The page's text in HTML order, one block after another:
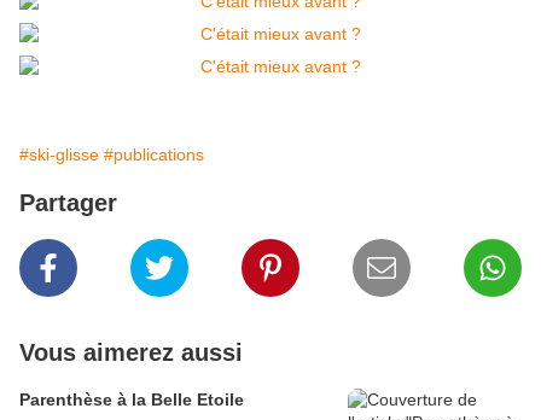
#ski-glisse #publications
Partager
Vous aimerez aussi
Parenthèse à la Belle Etoile